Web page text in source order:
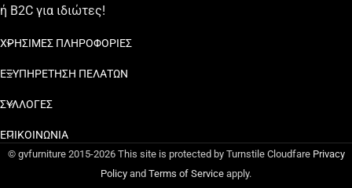
ή B2C για ιδιώτες!
ΧΡΗΣΙΜΕΣ ΠΛΗΡΟΦΟΡΙΕΣ
ΕΞΥΠΗΡΕΤΗΣΗ ΠΕΛΑΤΩΝ
ΣΥΛΛΟΓΕΣ
ΕΠΙΚΟΙΝΩΝΙΑ
© gvfurniture 2015-2026 This site is protected by Turnstile Cloudfare Privacy
Policy and Terms of Service apply.